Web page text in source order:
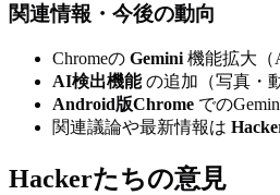
関連情報・今後の動向
Chromeの Gemini 機能拡大（
AI検出機能の追加（写真・
Android版Chrome での
関連議論や最新情報は
Hackerたちの意見